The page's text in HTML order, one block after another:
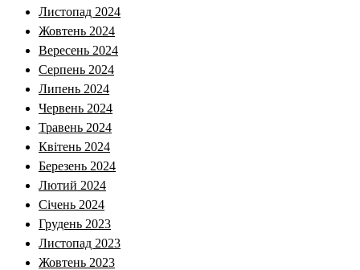
Листопад 2024
Жовтень 2024
Вересень 2024
Серпень 2024
Липень 2024
Червень 2024
Травень 2024
Квітень 2024
Березень 2024
Лютий 2024
Січень 2024
Грудень 2023
Листопад 2023
Жовтень 2023